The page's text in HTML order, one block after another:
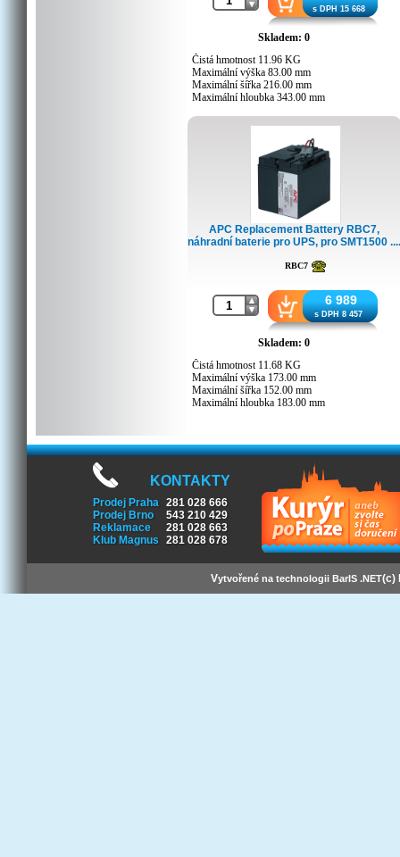
s DPH 15 668
Skladem: 0
Čistá hmotnost 11.96 KG
Maximální výška 83.00 mm
Maximální šířka 216.00 mm
Maximální hloubka 343.00 mm
DLA1500RM2U, DLA1500RMI2U,
SU1400R2BX120, SU1400R2IBX135,
SU1400R2X122, SU1400RM2U,
SU1400RM2UX93, SU1400RMI2U,
SUA1500R2X122, SUA1500R2X180,
SUA1500R2X93, SUA1500RM2U,
SUA1500RMI2U, SUA1500RMUS,
SUA1500RX2138
APC Replacement Battery RBC7,
náhradní baterie pro UPS, pro SMT1500
RBC7
6 989
s DPH 8 457
Skladem: 0
Čistá hmotnost 11.68 KG
Maximální výška 173.00 mm
Maximální šířka 152.00 mm
Maximální hloubka 183.00 mm
DLA1500I, SMT1500, SMT1500I,
SMT1500ICH, SMT1500TW, SMT1500US,
SU1000XL, SU1000XLI, SU1000XLINET,
SU1000XLJ, SU1000XLNET, SU1400,
SU1400BX120, SU1400I, SU1400INET,
SU1400X106, SU1400X145, SU1400X93,
SU700XL, SU700XLI, SU700XLINET,
SU700XLNET, SUA1000XL, SUA1500,
SUA1500I, SUA1500ICH, SUA1500ICH-45,
SUA1500US, SUA1500X114,
SUA1500X413, SUA1500X427,
KONTAKTY
Prodej Praha 281 028 666
Prodej Brno
543 210 429
Reklamace
281 028 663
Klub Magnus
281 028 678
Vytvořené na technologii BarIS .NET(c)